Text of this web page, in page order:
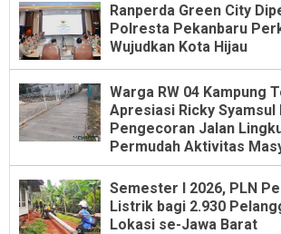
Ranperda Green City
Polresta Pekanbaru
Wujudkan Kota Hijau
Warga RW 04 Kampung
Apresiasi Ricky Syamsul
Pengecoran Jalan
Permudah Aktivitas
Semester I 2026, PLN
Listrik bagi 2.930
Lokasi se-Jawa Barat